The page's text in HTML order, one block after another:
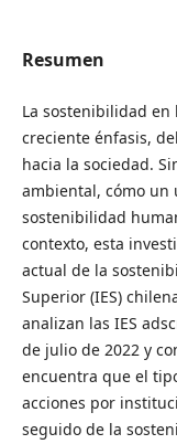
Resumen
La sostenibilidad
creciente énfasis,
hacia la sociedad.
ambiental, cómo un
sostenibilidad
contexto, esta
actual de la
Superior (IES)
analizan las IES
de julio de 2022 y
encuentra que el
acciones por
seguido de la